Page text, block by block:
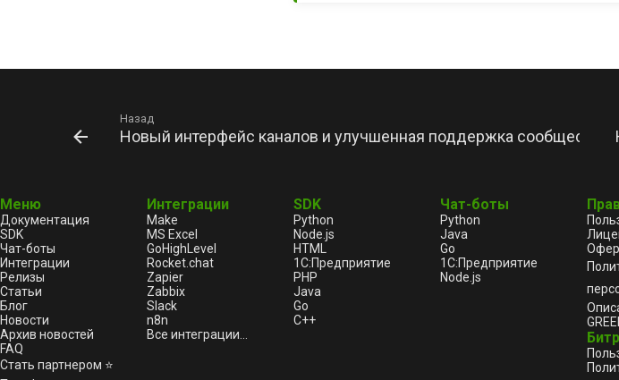
Новинки WhatsApp за
Кейс: как компания АО
подключив сервис GREEN-API
Создание групповых чатов без
добавления участников
Новинки WhatsApp за
прошедшую неделю (10
октября 2025 - 17 октября
операторов персональных
данных Роскомнадзора
Назад
Новый интерфейс каналов и улучшенная поддержка сообществ в
Меню
Документация
SDK
Чат-боты
Интеграции
Релизы
Статьи
Блог
Новости
Архив новостей
FAQ
Стать партнером ⭐
Интеграции
Make
MS Excel
GoHighLevel
Rocket.chat
Zapier
Zabbix
Slack
n8n
Все интеграции...
SDK
Python
Node.js
HTML
1С:Предприятие
PHP
Java
Go
C++
Чат-боты
Python
Java
Go
1С:Предприятие
Node.js